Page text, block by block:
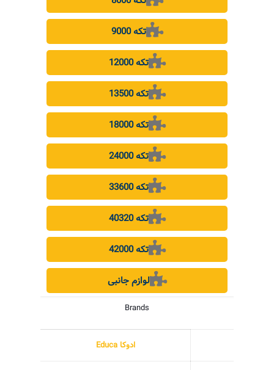
9000 تکه
12000 تکه
13500 تکه
18000 تکه
24000 تکه
33600 تکه
40320 تکه
42000 تکه
لوازم جانبی
Brands
ادوکا Educa